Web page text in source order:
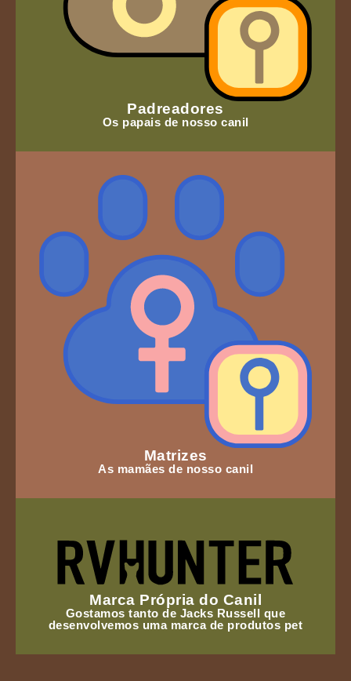
Padreadores
Os papais de nosso canil
Matrizes
As mamães de nosso canil
Marca Própria do Canil
Gostamos tanto de Jacks Russell que
desenvolvemos uma marca de produtos pet